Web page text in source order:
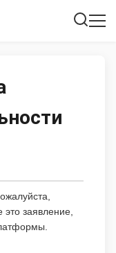
заявление,